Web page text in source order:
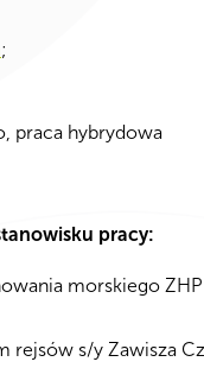
;
praca hybrydowa
pracy:
morskiego
rejsów s/y Zawisza